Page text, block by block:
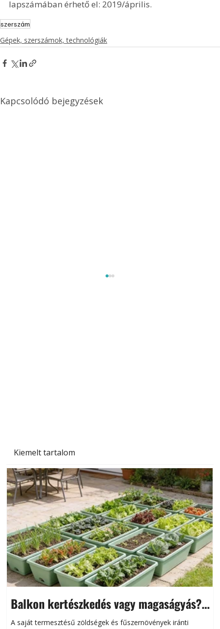
Kiemelt tartalom
Balkon kertészkedés vagy magaságyás?
Helytakarékos kertészkedés
A saját termesztésű zöldségek és fűszernövények iránti
lapszámában érhető el: 2019/április.
szerszám
Gépek, szerszámok, technológiák
Kapcsolódó bejegyzések